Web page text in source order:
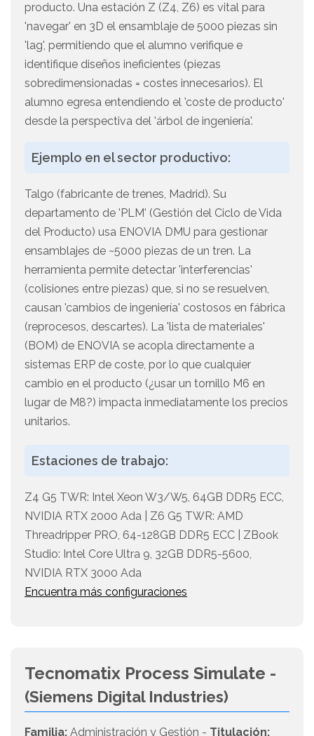
producto. Una estación Z (Z4, Z6) es vital para
'navegar' en 3D el ensamblaje de 5000 piezas sin
'lag', permitiendo que el alumno verifique e
identifique diseños ineficientes (piezas
sobredimensionadas = costes innecesarios). El
alumno egresa entendiendo el 'coste de producto'
desde la perspectiva del 'árbol de ingeniería'.
Ejemplo en el sector productivo:
Talgo (fabricante de trenes, Madrid). Su
departamento de 'PLM' (Gestión del Ciclo de Vida
del Producto) usa ENOVIA DMU para gestionar
ensamblajes de ~5000 piezas de un tren. La
herramienta permite detectar 'interferencias'
(colisiones entre piezas) que, si no se resuelven,
causan 'cambios de ingeniería' costosos en fábrica
(reprocesos, descartes). La 'lista de materiales'
(BOM) de ENOVIA se acopla directamente a
sistemas ERP de coste, por lo que cualquier
cambio en el producto (¿usar un tornillo M6 en
lugar de M8?) impacta inmediatamente los precios
unitarios.
Estaciones de trabajo:
Z4 G5 TWR: Intel Xeon W3/W5, 64GB DDR5 ECC,
NVIDIA RTX 2000 Ada | Z6 G5 TWR: AMD
Threadripper PRO, 64-128GB DDR5 ECC | ZBook
Studio: Intel Core Ultra 9, 32GB DDR5-5600,
NVIDIA RTX 3000 Ada
Encuentra más configuraciones
Tecnomatix Process Simulate -
(Siemens Digital Industries)
Familia: Administración y Gestión - Titulación: